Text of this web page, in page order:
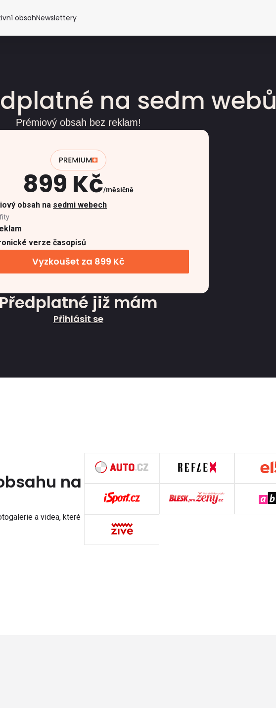
obsahNewslettery
na sedm webů
Prémiový obsah bez reklam!
899 Kč měsíčně
obsah na sedmi webech
verze časopisů
Vyzkoušet za 899 Kč
Předplatné již mám
Přihlásit se
na
a videa, které